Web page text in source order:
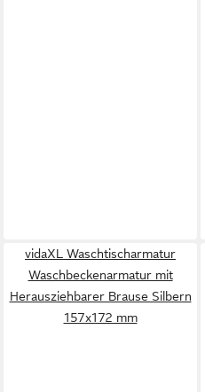
vidaXL Waschtischarmatur
Waschbeckenarmatur mit
Herausziehbarer Brause Silbern
157x172 mm